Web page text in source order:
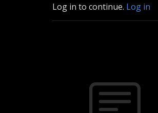
Log in to continue. Log in